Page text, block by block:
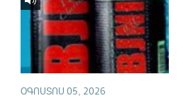
ՕԳՈՍՏՈՍ 05, 2026